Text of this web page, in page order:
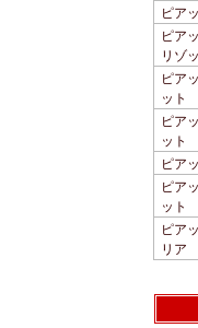
ピア
ピア
リゾ
ピア
ット
ピア
ット
ピア
ピア
ット
ピア
リア